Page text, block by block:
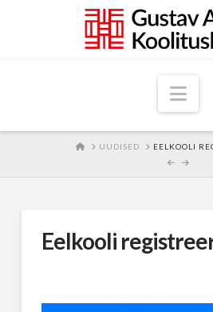
HOMEUUDISED EELKOOLI
Eelkooli